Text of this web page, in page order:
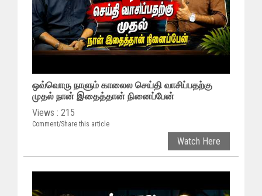
ஒவ்வொரு நாளும் காலைல செய்தி வாசிப்பதற்கு
முதல் நான் இதைத்தான் நினைப்பேன்
Views : 215
Comment/Share this article
Watch Here